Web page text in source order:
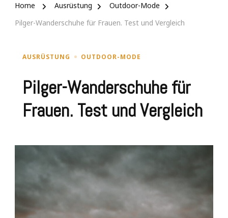
Home Ausrüstung
Outdoor-Mode
Pilger-Wanderschuhe für Frauen. Test und Vergleich
AUSRÜSTUNG OUTDOOR-MODE
Pilger-Wanderschuhe für
Frauen. Test und Vergleich